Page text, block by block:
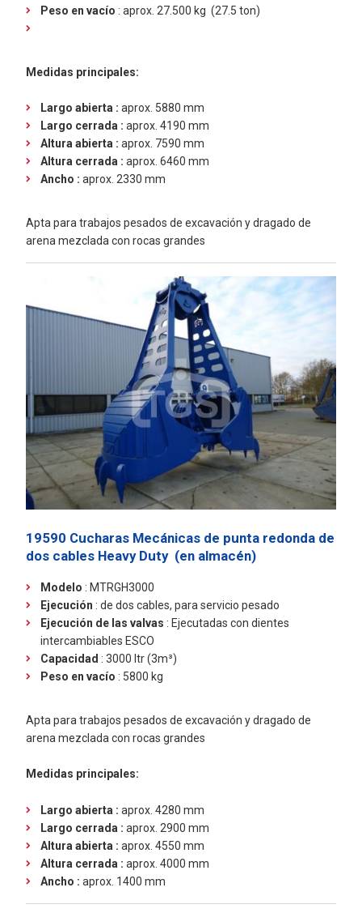
Peso en vacío : aprox. 27.500 kg (27.5 ton)
Medidas principales:
Largo abierta : aprox. 5880 mm
Largo cerrada : aprox. 4190 mm
Altura abierta : aprox. 7590 mm
Altura cerrada : aprox. 6460 mm
Ancho : aprox. 2330 mm
Apta para trabajos pesados de excavación y dragado de
arena mezclada con rocas grandes
19590 Cucharas Mecánicas de punta redonda de
dos cables Heavy Duty (en almacén)
Modelo : MTRGH3000
Ejecución : de dos cables, para servicio pesado
Ejecución de las valvas : Ejecutadas con dientes
intercambiables ESCO
Capacidad : 3000 ltr (3m³)
Peso en vacío : 5800 kg
Apta para trabajos pesados de excavación y dragado de
arena mezclada con rocas grandes
Medidas principales:
Largo abierta : aprox. 4280 mm
Largo cerrada : aprox. 2900 mm
Altura abierta : aprox. 4550 mm
Altura cerrada : aprox. 4000 mm
Ancho : aprox. 1400 mm